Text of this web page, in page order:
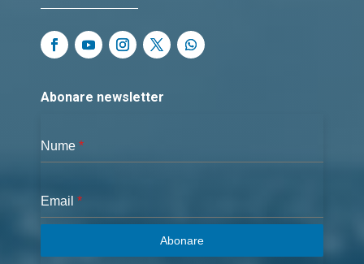
Abonare newsletter
Nume *
Email *
Abonare